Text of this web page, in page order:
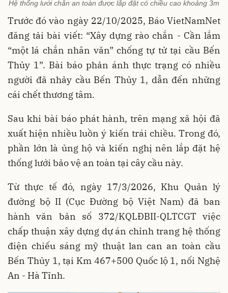
Hệ thống lưới chắn an toàn được lắp đặt có chiều cao khoảng 3m
Trước đó vào ngày 22/10/2025, Báo VietNamNet
đăng tải bài viết: “Xây dựng rào chắn - Cần lắm
“một lá chắn nhân văn” chống tự tử tại cầu Bến
Thủy 1”. Bài báo phản ánh thực trạng có nhiều
người đã nhảy cầu Bến Thủy 1, dẫn đến những
cái chết thương tâm.
Sau khi bài báo phát hành, trên mạng xã hội đã
xuất hiện nhiều luồn ý kiến trái chiều. Trong đó,
phần lớn là ủng hộ và kiến nghị nên lắp đặt hệ
thống lưới bảo vệ an toàn tại cây cầu này.
Từ thực tế đó, ngày 17/3/2026, Khu Quản lý
đường bộ II (Cục Đường bộ Việt Nam) đã ban
hành văn bản số 372/KQLĐBII-QLTCGT việc
chấp thuận xây dựng dự án chỉnh trang hệ thống
điện chiếu sáng mỹ thuật lan can an toàn cầu
Bến Thủy 1, tại Km 467+500 Quốc lộ 1, nối Nghệ
An - Hà Tĩnh.